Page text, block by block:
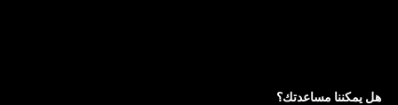
هل يمكننا مساعدتك؟